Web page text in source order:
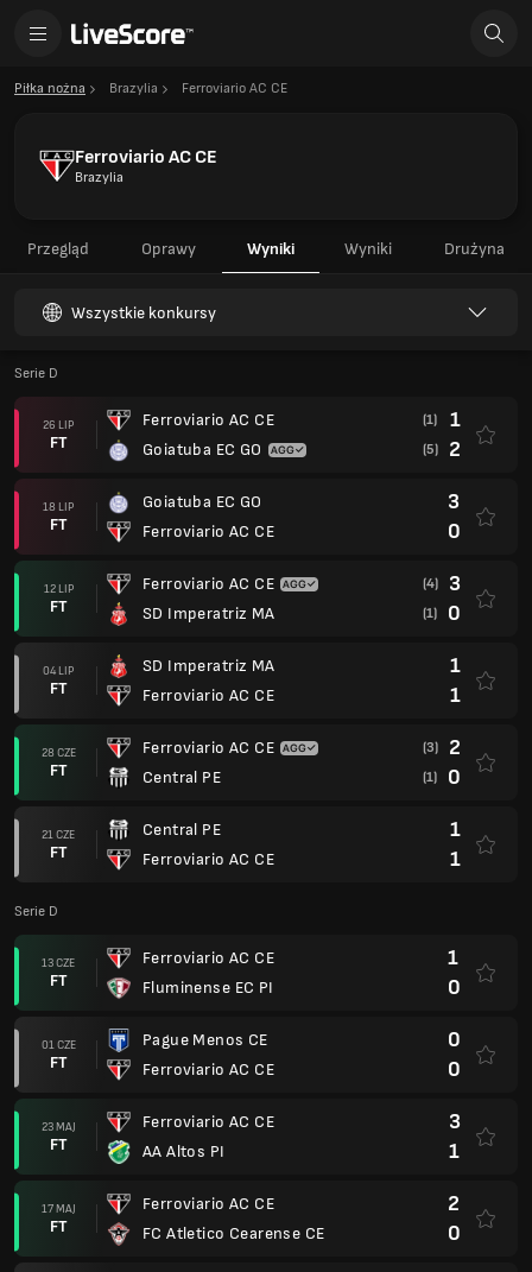
Piłka nożna Brazylia Ferroviario AC CE
Ferroviario AC CE
Brazylia
Przegląd Oprawy Wyniki Wyniki Drużyna
Wszystkie konkursy
Serie D
26 LIP
FT
Ferroviario AC CE
Goiatuba EC GO
(1) 1
(5) 2
18 LIP
FT
Goiatuba EC GO
Ferroviario AC CE
3
0
12 LIP
FT
Ferroviario AC CE
SD Imperatriz MA
(4) 3
(1) 0
04 LIP
FT
SD Imperatriz MA
Ferroviario AC CE
1
1
28 CZE
FT
Ferroviario AC CE
Central PE
(3) 2
(1) 0
21 CZE
FT
Central PE
Ferroviario AC CE
1
1
Serie D
13 CZE
FT
Ferroviario AC CE
Fluminense EC PI
1
0
01 CZE
FT
Pague Menos CE
Ferroviario AC CE
0
0
23 MAJ
FT
Ferroviario AC CE
AA Altos PI
3
1
17 MAJ
FT
Ferroviario AC CE
FC Atletico Cearense CE
2
0